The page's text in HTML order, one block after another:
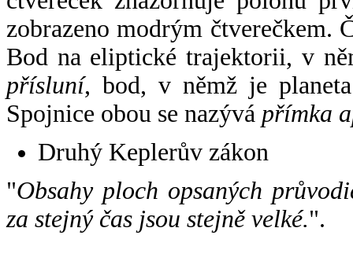
zobrazeno modrým čtverečkem.
Bod na eliptické trajektorii, v
přísluní, bod, v němž je
Spojnice obou se nazývá přímka
Druhý Keplerův zákon
"Obsahy ploch opsaných
za stejný čas jsou stejně velké.".